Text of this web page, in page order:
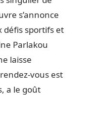
s’annonce
défis sportifs et
Parlakou
laisse
vous est
a le goût